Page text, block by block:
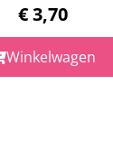
€3,70
Winkelwagen